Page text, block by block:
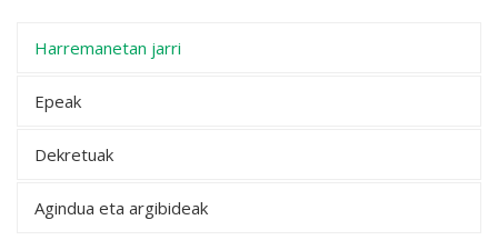
Harremanetan jarri
Epeak
Dekretuak
Agindua eta argibideak